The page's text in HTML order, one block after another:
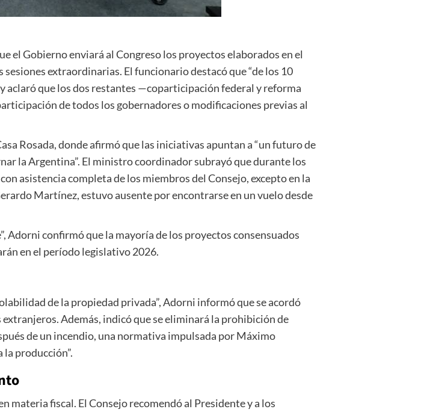
el Gobierno enviará al Congreso los proyectos elaborados en el
extraordinarias. El funcionario destacó que “de los 10
aclaró que los dos restantes —coparticipación federal y reforma
de todos los gobernadores o modificaciones previas al
Rosada, donde afirmó que las iniciativas apuntan a “un futuro de
la Argentina”. El ministro coordinador subrayó que durante los
asistencia completa de los miembros del Consejo, excepto en la
Martínez, estuvo ausente por encontrarse en un vuelo desde
Adorni confirmó que la mayoría de los proyectos consensuados
en el período legislativo 2026.
de la propiedad privada”, Adorni informó que se acordó
Además, indicó que se eliminará la prohibición de
de un incendio, una normativa impulsada por Máximo
producción”.
fiscal. El Consejo recomendó al Presidente y a los